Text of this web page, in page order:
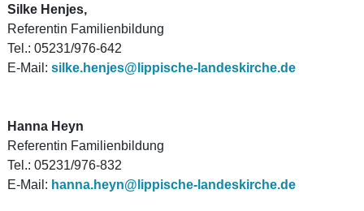
Silke Henjes,
Referentin Familienbildung
Tel.: 05231/976-642
E-Mail: silke.henjes@lippische-landeskirche.de
Hanna Heyn
Referentin Familienbildung
Tel.: 05231/976-832
E-Mail: hanna.heyn@lippische-landeskirche.de